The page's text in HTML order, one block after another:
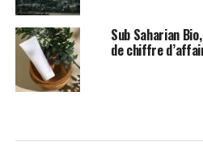
Sub Saharian
de chiffre